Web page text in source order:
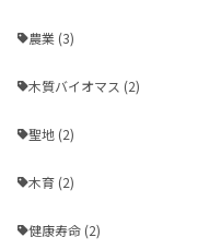
農業 (3)
木質バイオマス (2)
聖地 (2)
木育 (2)
健康寿命 (2)